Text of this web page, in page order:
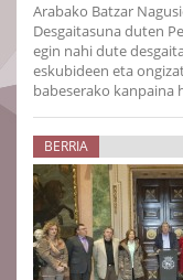
Arabako Batzar
Desgaitasuna duten
egin nahi dute
eskubideen eta
babeserako kanpaina
BERRIA